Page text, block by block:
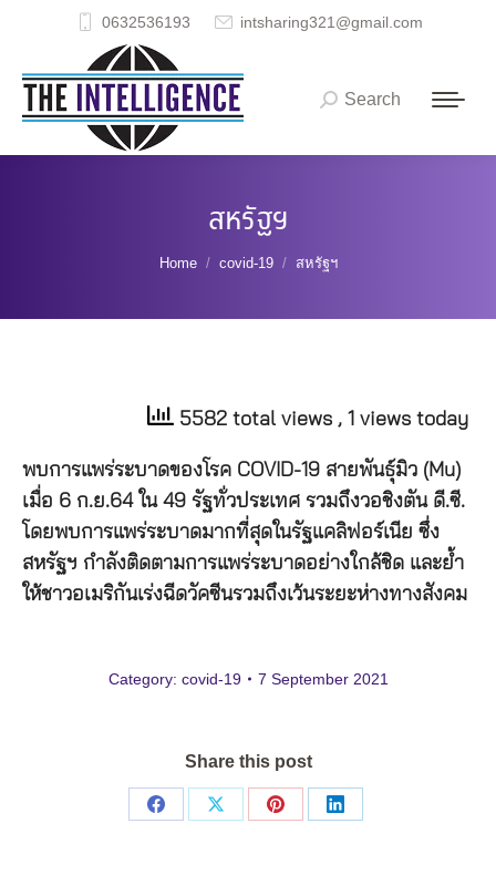
0632536193 intsharing321@gmail.com
Search:
Search
สหรัฐฯ
You are here:
Home covid-19 สหรัฐฯ
5582 total views , 1 views today
พบการแพร่ระบาดของโรค COVID-19 สายพันธุ์มิว (Mu)
เมื่อ 6 ก.ย.64 ใน 49 รัฐทั่วประเทศ รวมถึงวอชิงตัน ดี.ซี.
โดยพบการแพร่ระบาดมากที่สุดในรัฐแคลิฟอร์เนีย ซึ่ง
สหรัฐฯ กำลังติดตามการแพร่ระบาดอย่างใกล้ชิด และย้ำ
ให้ชาวอเมริกันเร่งฉีดวัคซีนรวมถึงเว้นระยะห่างทางสังคม
Category: covid-19 7 September 2021
Share this post
Share
Share
Share
Share